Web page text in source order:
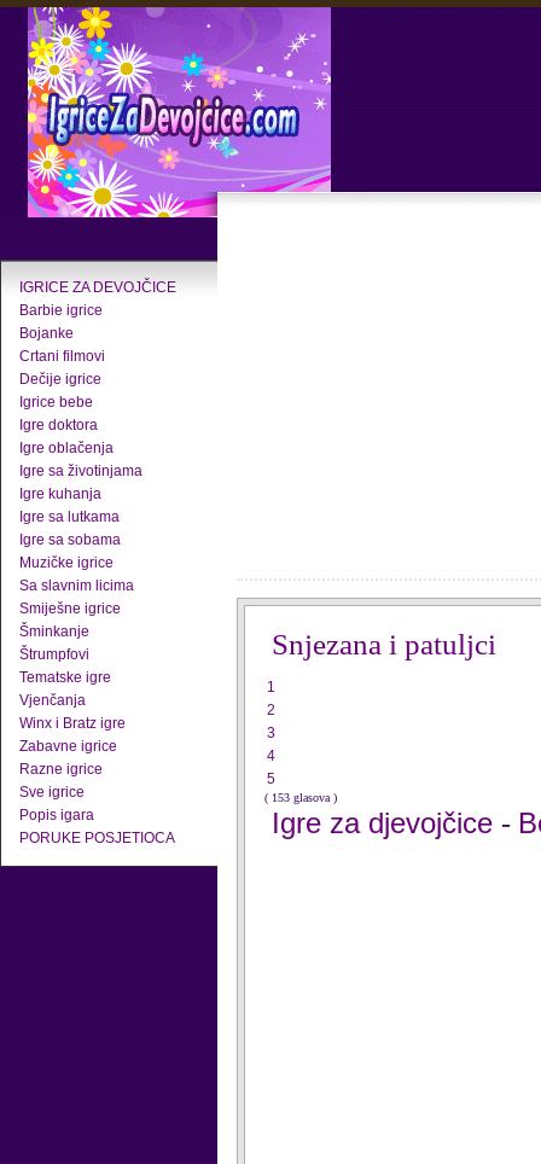
IGRICE ZA DEVOJČICE
Barbie igrice
Bojanke
Crtani filmovi
Dečije igrice
Igrice bebe
Igre doktora
Igre oblačenja
Igre sa životinjama
Igre kuhanja
Igre sa lutkama
Igre sa sobama
Muzičke igrice
Sa slavnim licima
Smiješne igrice
Šminkanje
Štrumpfovi
Tematske igre
Vjenčanja
Winx i Bratz igre
Zabavne igrice
Razne igrice
Sve igrice
Popis igara
PORUKE POSJETIOCA
Snjezana i patuljci
1
2
3
4
5
( 153 glasova )
Igre za djevojčice -